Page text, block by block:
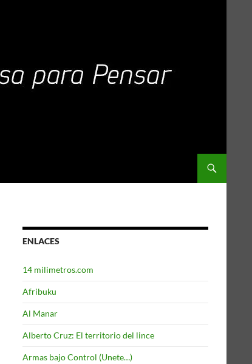
ENLACES
14 milimetros.com
Afribuku
Al Manar
Alberto Cruz: El territorio del lince
Armas bajo Control (Unete…)